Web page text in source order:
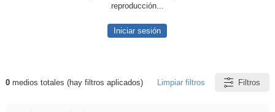
reproducción...
Iniciar sesión
Resultados de: song
0medios totales (hay filtros aplicados) Limpiar filtros Filtros